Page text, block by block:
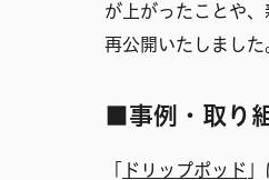
が上がったことや
再公開いたしました
■事例・取り
ドリップポッド